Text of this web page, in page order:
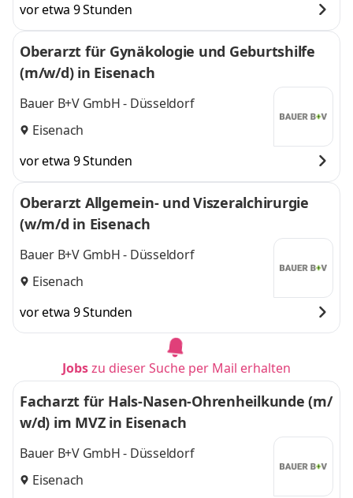
vor etwa 9 Stunden
Oberarzt für Gynäkologie und Geburtshilfe
(m/w/d) in Eisenach
Bauer B+V GmbH - Düsseldorf
Eisenach
vor etwa 9 Stunden
Oberarzt Allgemein- und Viszeralchirurgie
(w/m/d in Eisenach
Bauer B+V GmbH - Düsseldorf
Eisenach
vor etwa 9 Stunden
Jobszu dieser Suche per Mail erhalten
Facharzt für Hals-Nasen-Ohrenheilkunde (m/
w/d) im MVZ in Eisenach
Bauer B+V GmbH - Düsseldorf
Eisenach